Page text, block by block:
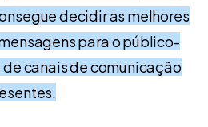
decidir as melhores
para o público-
canais de comunicação